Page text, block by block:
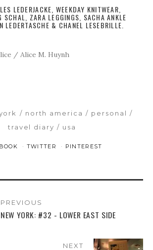
LEDERJACKE , WEEKDAY KNITWEAR,
SCHAL , ZARA LEGGINGS, SACHA ANKLE
LEDERTASCHE & CHANEL LESEBRILLE
/ Alice M. Huynh
north america
personal
travel diary
usa
TWITTER PINTEREST
PREVIOUS
NEW YORK: #32 - LOWER EAST SIDE
NEXT